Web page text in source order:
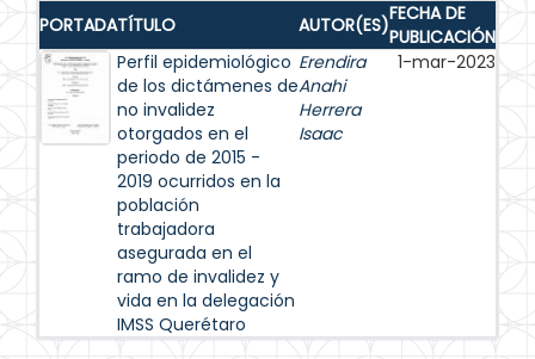
PORTADATÍTULO AUTOR(ES)FECHA DE
PUBLICACIÓN
Perfil epidemiológico
de los dictámenes de
no invalidez
otorgados en el
periodo de 2015 -
2019 ocurridos en la
población
trabajadora
asegurada en el
ramo de invalidez y
vida en la delegación
IMSS Querétaro
Erendira
Anahi
Herrera
Isaac
1-mar-2023